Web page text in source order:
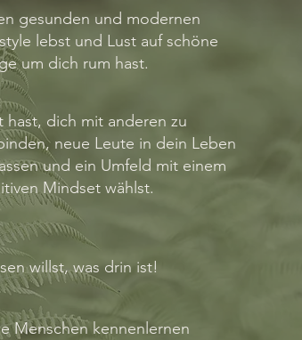
gesunden und modernen
lebst und Lust auf schöne
um dich rum hast.
hast, dich mit anderen zu
neue Leute in dein Leben
und ein Umfeld mit einem
Mindset wählst.
willst, was drin ist!
Menschen kennenlernen